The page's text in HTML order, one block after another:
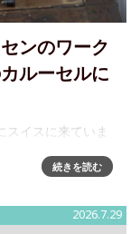
ンのワーク
ルーセルに
スイスに来ていま
思います。関口氏
続きを読む
2026.7.29